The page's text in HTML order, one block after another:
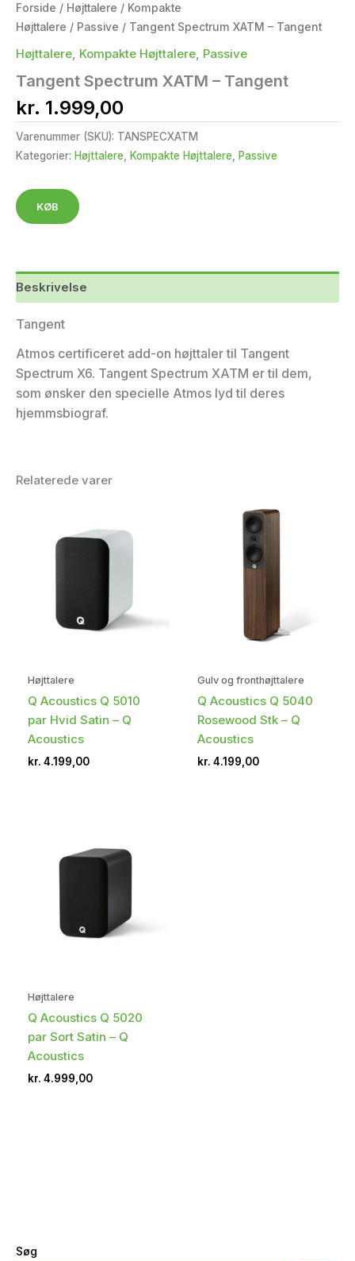
Søg
Forside / Højttalere / Kompakte
Højttalere / Passive / Tangent Spectrum XATM – Tangent
Højttalere Kompakte Højttalere Passive
Tangent Spectrum XATM – Tangent
kr. 1.999,00
Varenummer (SKU): TANSPECXATM
Kategorier: Højttalere, Kompakte Højttalere, Passive
KØB
Beskrivelse
Tangent
Atmos certificeret add-on højttaler til Tangent
Spectrum X6. Tangent Spectrum XATM er til dem,
som ønsker den specielle Atmos lyd til deres
hjemmsbiograf.
Relaterede varer
Højttalere
Q Acoustics Q 5010
par Hvid Satin – Q
Acoustics
kr. 4.199,00
Gulv og fronthøjttalere
Q Acoustics Q 5040
Rosewood Stk – Q
Acoustics
kr. 4.199,00
Højttalere
Q Acoustics Q 5020
par Sort Satin – Q
Acoustics
kr. 4.999,00